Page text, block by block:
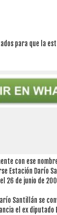
para que la
con ese
Estación Darío
26 de junio de
Santillán se
el ex diputado